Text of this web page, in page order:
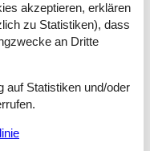
Touren von
im Wattenmeer
und ein
Lakolk mit
Sie einen
ein Nickerchen
akzeptieren, erklären
zu Statistiken), dass
an Dritte
auf Statistiken und/oder